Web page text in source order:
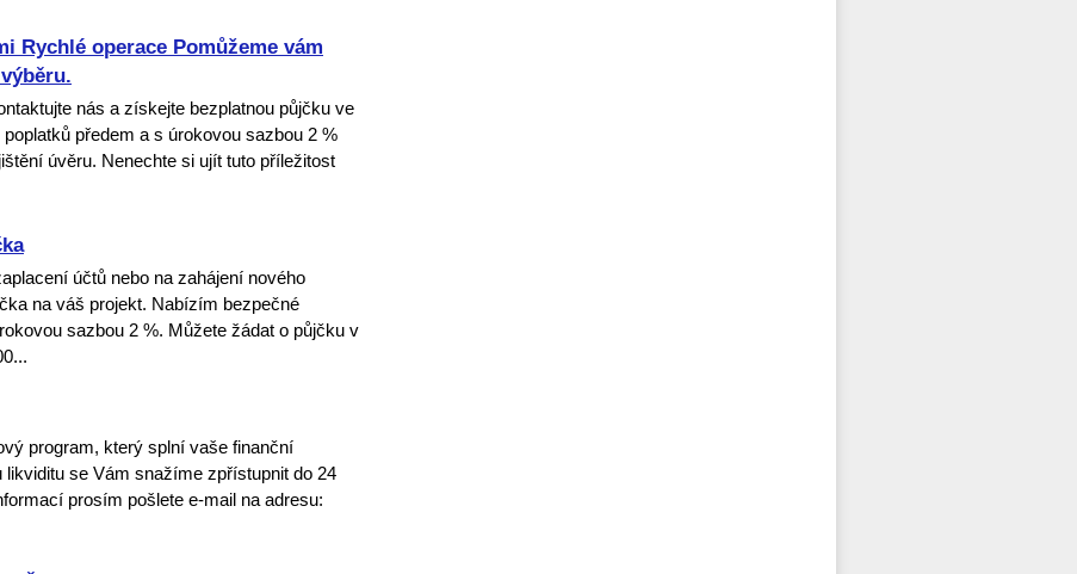
Rychlé operace Pomůžeme vám
nás a získejte bezplatnou půjčku ve
předem a s úrokovou sazbou 2 %
úvěru. Nenechte si ujít tuto příležitost
účtů nebo na zahájení nového
na váš projekt. Nabízím bezpečné
sazbou 2 %. Můžete žádat o půjčku v
program, který splní vaše finanční
likviditu se Vám snažíme zpřístupnit do 24
prosím pošlete e-mail na adresu: